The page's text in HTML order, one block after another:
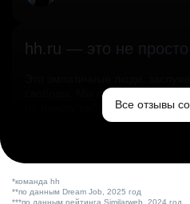
hh.ru — это не
свободы. Мы помогаем миру и
по поиску работы в стране.
Все отзывы
*команда hh
**по данным Dream Job, 2025 год
***по данным рейтинга Similarweb, 2024 год